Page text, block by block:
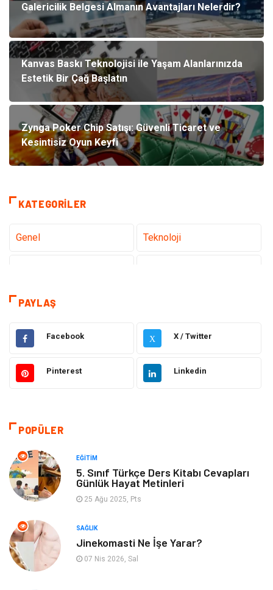
Galericilik Belgesi Almanın Avantajları Nelerdir?
Kanvas Baskı Teknolojisi ile Yaşam Alanlarınızda
Estetik Bir Çağ Başlatın
Zynga Poker Chip Satışı: Güvenli Ticaret ve
Kesintisiz Oyun Keyfi
KATEGORILER
Genel Teknoloji
Dekorasyon
Bakım Güzellik Elektrik Elektronik
Hukuk Tatil
Bilgisayar & Yazılım
Yemek
Emlak Kültür Sanat
Aksesuar
Bebek Giyim Tarih
PAYLAŞ
Facebook X X / Twitter
Pinterest Linkedin
POPÜLER
EĞITIM
5. Sınıf Türkçe Ders Kitabı Cevapları
Günlük Hayat Metinleri
25 Ağu 2025, Pts
SAĞLIK
Jinekomasti Ne İşe Yarar?
07 Nis 2026, Sal